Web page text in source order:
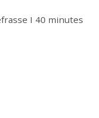
I 40 minutes